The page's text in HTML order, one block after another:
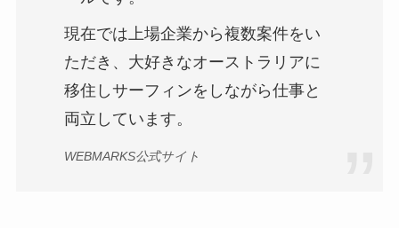
現在では上場企業から複数案件をい
ただき、大好きなオーストラリアに
移住しサーフィンをしながら仕事と
両立しています。
WEBMARKS公式サイト